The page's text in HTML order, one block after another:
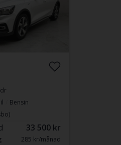
Bensin
33 500 kr
285 kr/månad